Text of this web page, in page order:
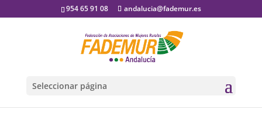
954 65 91 08 andalucia@fademur.es
Seleccionar página